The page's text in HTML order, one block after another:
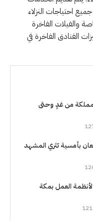
احتياجات النزلاء
والفيلات الفاخرة
الفنادق الفاخرة في
من غدٍ وحتى
بأمسية تثري المشهد
لأنظمة العمل بمكة
121